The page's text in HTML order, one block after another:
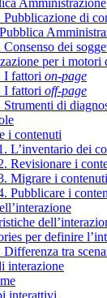
Pubblicazione di
Consenso dei
per i motori
I fattori on-page
I fattori off-page
Strumenti di
i contenuti
L’inventario dei
Revisionare i
Migrare i contenuti
Pubblicare i
per definire
Differenza tra
interazione
interattivi